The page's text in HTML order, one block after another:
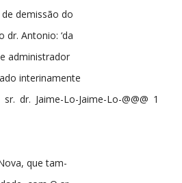
demissão do
Antonio: ‘da
administrador
interinamente
dr. Jaime-Lo-Jaime-Lo-@@@ 1
que tam-